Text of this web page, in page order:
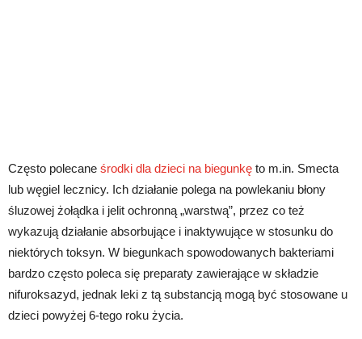
Często polecane środki dla dzieci na biegunkę to m.in. Smecta
lub węgiel lecznicy. Ich działanie polega na powlekaniu błony
śluzowej żołądka i jelit ochronną „warstwą”, przez co też
wykazują działanie absorbujące i inaktywujące w stosunku do
niektórych toksyn. W biegunkach spowodowanych bakteriami
bardzo często poleca się preparaty zawierające w składzie
nifuroksazyd, jednak leki z tą substancją mogą być stosowane u
dzieci powyżej 6-tego roku życia.